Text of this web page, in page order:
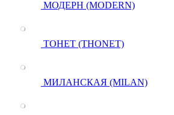
МОДЕРН (MODERN)
ТОНЕТ (THONET)
МИЛАНСКАЯ (MILAN)